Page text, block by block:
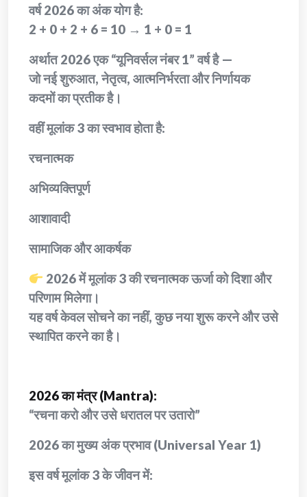
वर्ष 2026 का अंक योग है:
2 + 0 + 2 + 6 = 10 → 1 + 0 = 1
अर्थात 2026 एक “यूनिवर्सल नंबर 1” वर्ष है —
जो नई शुरुआत, नेतृत्व, आत्मनिर्भरता और निर्णायक
कदमों का प्रतीक है।
वहीं मूलांक 3 का स्वभाव होता है:
रचनात्मक
अभिव्यक्तिपूर्ण
आशावादी
सामाजिक और आकर्षक
2026 में मूलांक 3 की रचनात्मक ऊर्जा को दिशा और
परिणाम मिलेगा।
यह वर्ष केवल सोचने का नहीं, कुछ नया शुरू करने और उसे
स्थापित करने का है।
2026 का मंत्र (Mantra):
“रचना करो और उसे धरातल पर उतारो”
2026 का मुख्य अंक प्रभाव (Universal Year 1)
इस वर्ष मूलांक 3 के जीवन में: